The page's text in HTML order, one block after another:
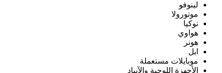
لينوفو
موتورولا
نوكيا
هواوي
هونر
ابل
موبايلات مستعملة
الأجهزة اللوحية والآيباد